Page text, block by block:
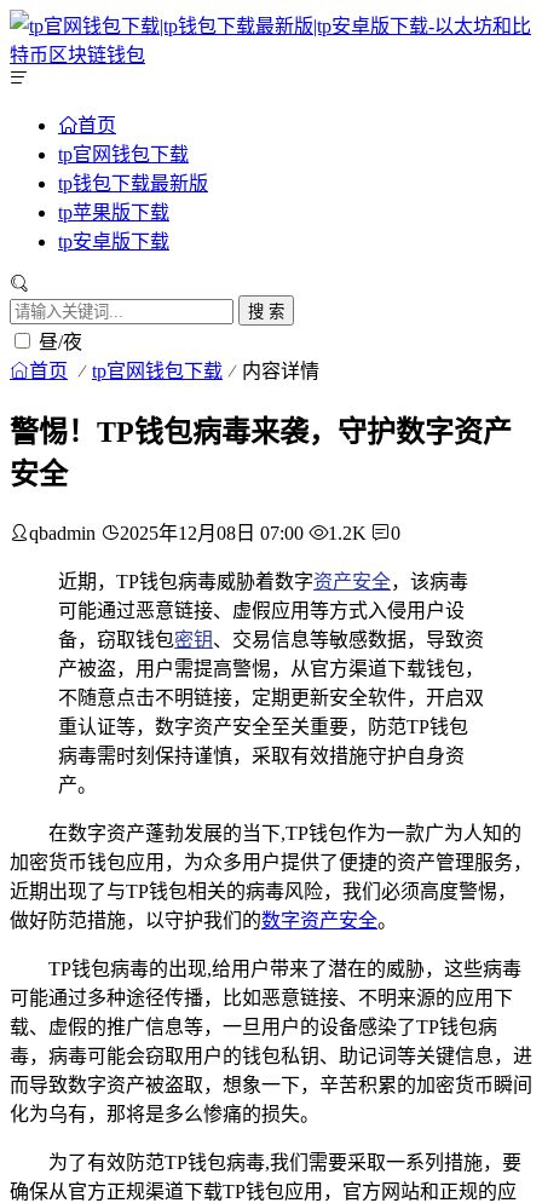
首页
tp官网钱包下载
tp钱包下载最新版
tp苹果版下载
tp安卓版下载
搜 索
昼/夜
首页 tp官网钱包下载 内容详情
警惕！TP钱包病毒来袭，守护数字资产
安全
qbadmin 2025年12月08日 07:00 1.2K 0
近期，TP钱包病毒威胁着数字资产安全，该病毒
可能通过恶意链接、虚假应用等方式入侵用户设
备，窃取钱包密钥、交易信息等敏感数据，导致资
产被盗，用户需提高警惕，从官方渠道下载钱包，
不随意点击不明链接，定期更新安全软件，开启双
重认证等，数字资产安全至关重要，防范TP钱包
病毒需时刻保持谨慎，采取有效措施守护自身资
产。
在数字资产蓬勃发展的当下,TP钱包作为一款广为人知的
加密货币钱包应用，为众多用户提供了便捷的资产管理服务，
近期出现了与TP钱包相关的病毒风险，我们必须高度警惕，
做好防范措施，以守护我们的数字资产安全。
TP钱包病毒的出现,给用户带来了潜在的威胁，这些病毒
可能通过多种途径传播，比如恶意链接、不明来源的应用下
载、虚假的推广信息等，一旦用户的设备感染了TP钱包病
毒，病毒可能会窃取用户的钱包私钥、助记词等关键信息，进
而导致数字资产被盗取，想象一下，辛苦积累的加密货币瞬间
化为乌有，那将是多么惨痛的损失。
为了有效防范TP钱包病毒,我们需要采取一系列措施，要
确保从官方正规渠道下载TP钱包应用，官方网站和正规的应